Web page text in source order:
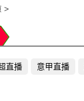
>
直播 意甲直播